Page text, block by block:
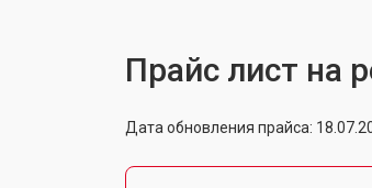
Прайс лист на
Дата обновления прайса: